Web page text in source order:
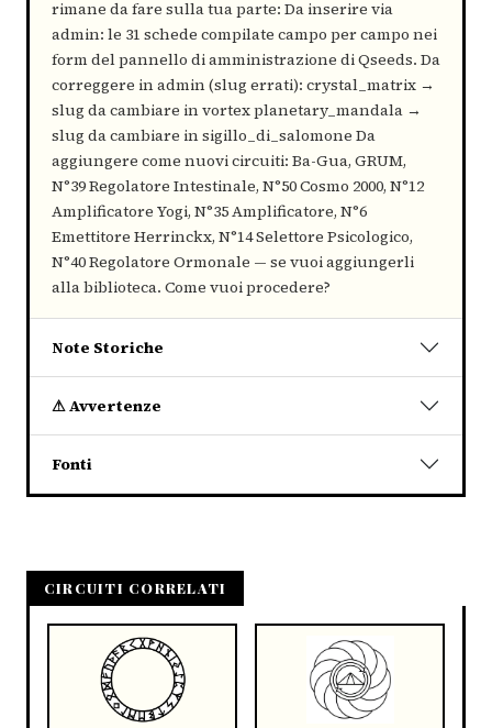
rimane da fare sulla tua parte: Da inserire via
admin: le 31 schede compilate campo per campo nei
form del pannello di amministrazione di Qseeds. Da
correggere in admin (slug errati): crystal_matrix →
slug da cambiare in vortex planetary_mandala →
slug da cambiare in sigillo_di_salomone Da
aggiungere come nuovi circuiti: Ba-Gua, GRUM,
N°39 Regolatore Intestinale, N°50 Cosmo 2000, N°12
Amplificatore Yogi, N°35 Amplificatore, N°6
Emettitore Herrinckx, N°14 Selettore Psicologico,
N°40 Regolatore Ormonale — se vuoi aggiungerli
alla biblioteca. Come vuoi procedere?
Note Storiche
⚠ Avvertenze
Fonti
CIRCUITI CORRELATI